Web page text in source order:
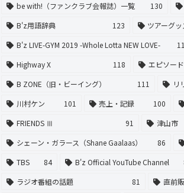
be with!（ファンクラブ会報誌）一覧
130
B'z用語辞典
123 ツアーグ
B'z LIVE-GYM 2019 -Whole Lotta NEW LOVE-
Highway X
118 エピソード
B ZONE（旧・ビーイング）
111 リ
川村ケン
101 売上・記録 100
FRIENDS Ⅲ
91 津山市
シェーン・ガラース（Shane Gaalaas）
86
TBS
84 B'z Official YouTube Channel
ラジオ番組の話題
81 直前